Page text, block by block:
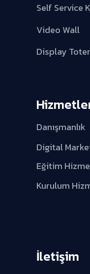
Self Service
Video Wall
Display
Danışmanlık
Digital
Eğitim
Kurulum
İletişim